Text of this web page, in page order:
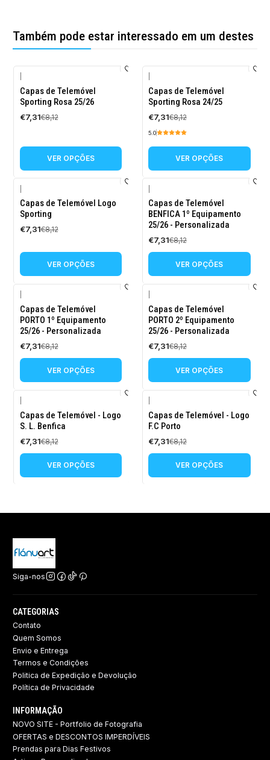
Também pode estar interessado em um destes
-10%
DESCONTO
Capas de Telemóvel
Sporting Rosa 25/26
€7,31€8,12
VER OPÇÕES
-10%
DESCONTO
Capas de Telemóvel
Sporting Rosa 24/25
€7,31€8,12
5.0
VER OPÇÕES
-10%
DESCONTO
Capas de Telemóvel Logo
Sporting
€7,31€8,12
VER OPÇÕES
-10%
DESCONTO
Capas de Telemóvel
BENFICA 1º Equipamento
25/26 - Personalizada
€7,31€8,12
VER OPÇÕES
-10%
DESCONTO
Capas de Telemóvel
PORTO 1º Equipamento
25/26 - Personalizada
€7,31€8,12
VER OPÇÕES
-10%
DESCONTO
Capas de Telemóvel
PORTO 2º Equipamento
25/26 - Personalizada
€7,31€8,12
VER OPÇÕES
-10%
DESCONTO
Capas de Telemóvel - Logo
S. L. Benfica
€7,31€8,12
VER OPÇÕES
-10%
DESCONTO
Capas de Telemóvel - Logo
F.C Porto
€7,31€8,12
VER OPÇÕES
Siga-nos
CATEGORIAS
Contato
Quem Somos
Envio e Entrega
Termos e Condições
Politica de Expedição e Devolução ​
Política de Privacidade
INFORMAÇÃO
NOVO SITE - Portfolio de Fotografia
OFERTAS e DESCONTOS IMPERDÍVEIS
Prendas para Dias Festivos